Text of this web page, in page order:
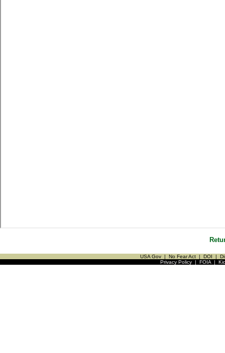
USA Gov | No Fear Act | DOI |
Privacy Policy| FOIA|